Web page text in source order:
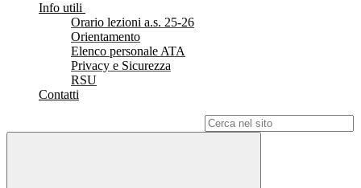
Info utili
Orario lezioni a.s. 25-26
Orientamento
Elenco personale ATA
Privacy e Sicurezza
RSU
Contatti